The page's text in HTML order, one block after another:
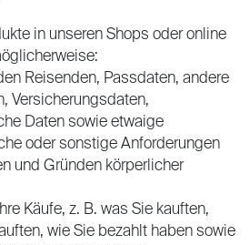
in unseren Shops oder online
Reisenden, Passdaten, andere
Versicherungsdaten,
Daten sowie etwaige
oder sonstige Anforderungen
und Gründen körperlicher
Käufe, z. B. was Sie kauften,
wie Sie bezahlt haben sowie